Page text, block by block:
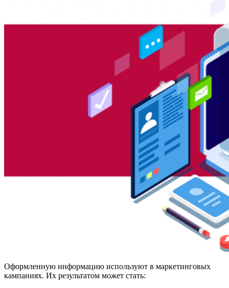
Оформленную информацию используют в маркетинговых
кампаниях. Их результатом может стать: